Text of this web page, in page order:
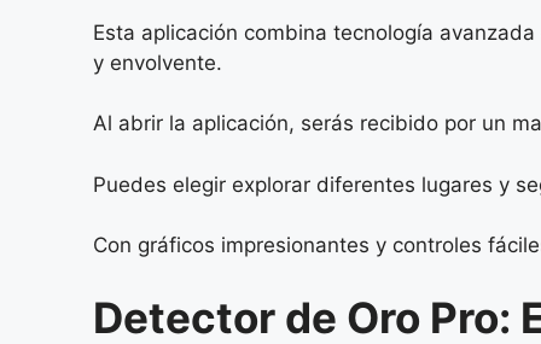
Esta aplicación combina tecnología
y envolvente.
Al abrir la aplicación, serás recibido por un
Puedes elegir explorar diferentes lugares y
Con gráficos impresionantes y controles
Detector de Oro Pro: